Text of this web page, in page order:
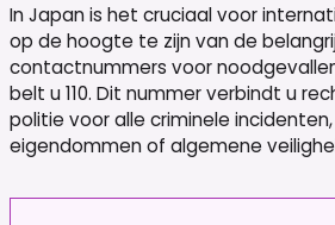
In Japan is het cruciaal voor
op de hoogte te zijn van de
contactnummers voor
belt u 110. Dit nummer verbindt u
politie voor alle criminele
eigendommen of algemene